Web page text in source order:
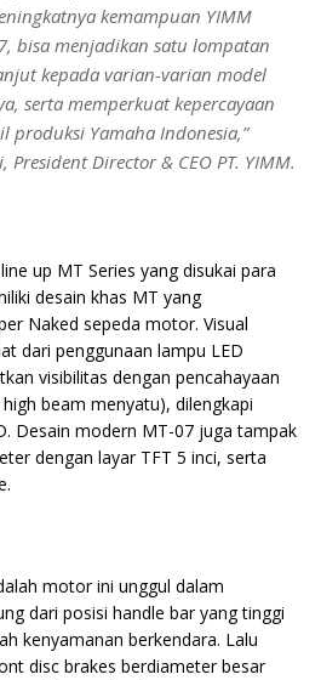
kemampuan YIMM
bisa menjadikan satu lompatan
kepada varian-varian model
serta memperkuat kepercayaan
produksi Yamaha Indonesia,”
President Director & CEO PT. YIMM.
up MT Series yang disukai para
desain khas MT yang
Naked sepeda motor. Visual
dari penggunaan lampu LED
visibilitas dengan pencahayaan
beam menyatu), dilengkapi
Desain modern MT-07 juga tampak
dengan layar TFT 5 inci, serta
motor ini unggul dalam
dari posisi handle bar yang tinggi
kenyamanan berkendara. Lalu
disc brakes berdiameter besar